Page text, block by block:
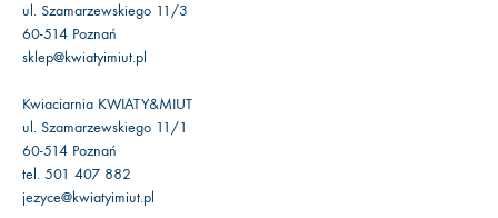
ul. Szamarzewskiego 11/3
60-514 Poznań
sklep@kwiatyimiut.pl
Kwiaciarnia KWIATY&MIUT
ul. Szamarzewskiego 11/1
60-514 Poznań
tel. 501 407 882
jezyce@kwiatyimiut.pl